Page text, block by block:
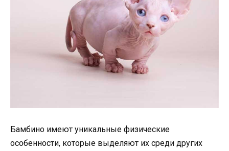
Бамбино имеют уникальные физические
особенности, которые выделяют их среди других